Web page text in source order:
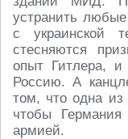
устранить
с украинской
стесняются
опыт Гитлера, и
Россию. А
том, что одна из
чтобы
армией.